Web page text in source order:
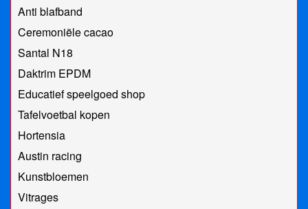
Anti blafband
Ceremoniële cacao
Santal N18
Daktrim EPDM
Educatief speelgoed shop
Tafelvoetbal kopen
Hortensia
Austin racing
Kunstbloemen
Vitrages